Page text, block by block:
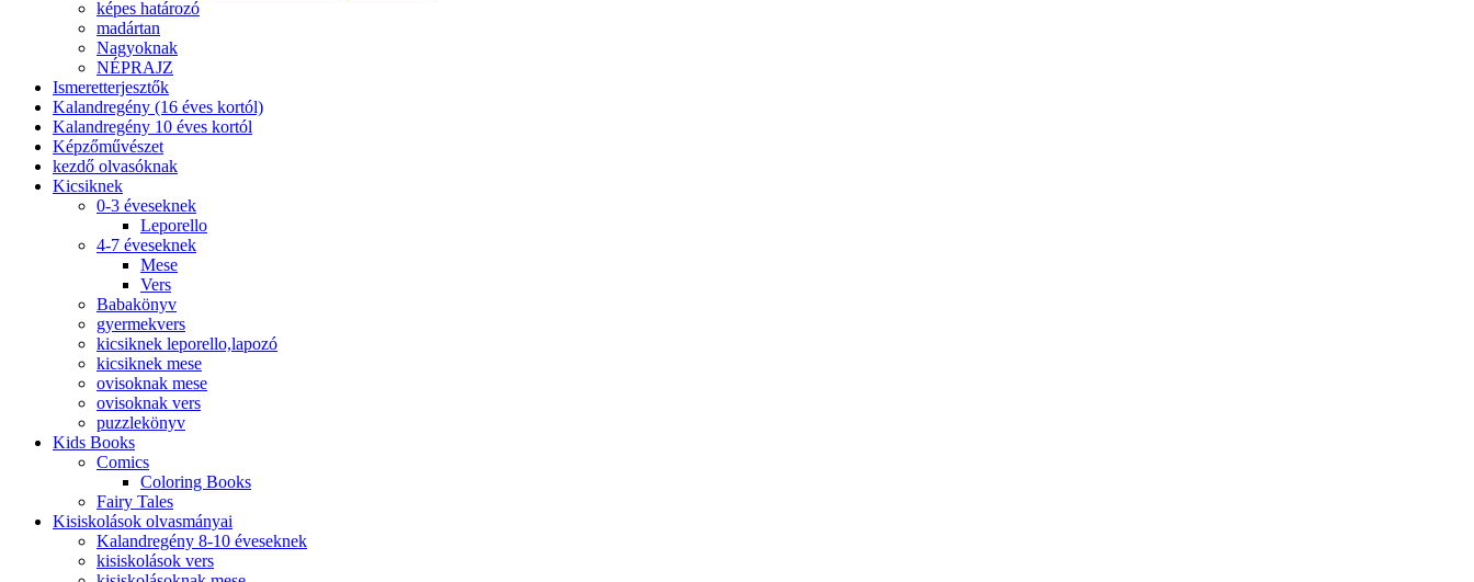
képes határozó
madártan
Nagyoknak
NÉPRAJZ
Ismeretterjesztők
Kalandregény (16 éves kortól)
Kalandregény 10 éves kortól
Képzőművészet
kezdő olvasóknak
Kicsiknek
0-3 éveseknek
Leporello
4-7 éveseknek
Mese
Vers
Babakönyv
gyermekvers
kicsiknek leporello,lapozó
kicsiknek mese
ovisoknak mese
ovisoknak vers
puzzlekönyv
Kids Books
Comics
Coloring Books
Fairy Tales
Kisiskolások olvasmányai
Kalandregény 8-10 éveseknek
kisiskolások vers